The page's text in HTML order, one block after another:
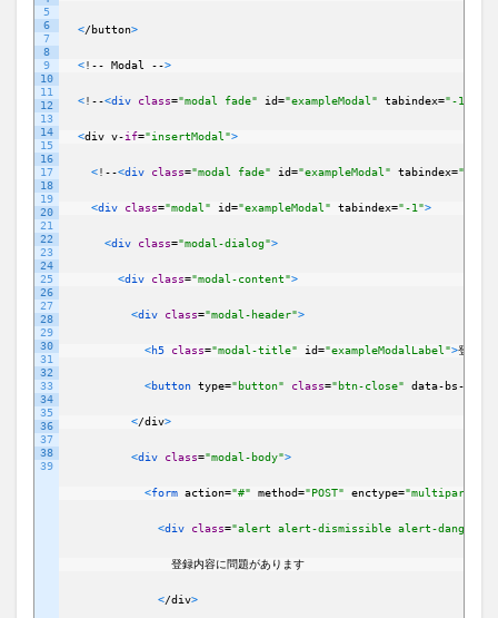
5
6
7
8
9
10
11
12
13
14
15
16
17
18
19
20
21
22
23
24
25
26
27
28
29
30
31
32
33
34
35
36
37
38
39
</button>
<! -- Modal -->
<! --<div class="modal fade" id="exampleModal" tabindex="-1"
<div v-if="insertModal">
<! --<div class="modal fade" id="exampleModal" tabindex="-1"
<div class="modal" id="exampleModal" tabindex="-1">
<div class="modal-dialog">
<div class="modal-content">
<div class="modal-header">
<h5 class="modal-title" id="exampleModalLabel">登録フ
<button type="button" class="btn-close" data-bs-
</div>
<div class="modal-body">
<form action="#" method="POST" enctype="multipart/
<div class="alert alert-dismissible alert-danger
登録内容に問題があります
</div>